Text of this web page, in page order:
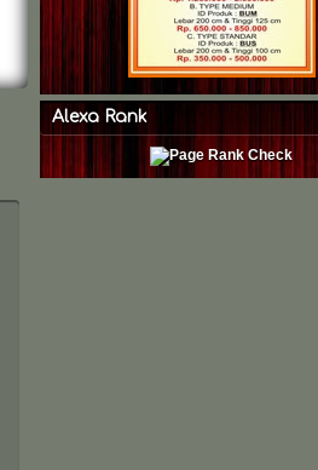
Alexa Rank